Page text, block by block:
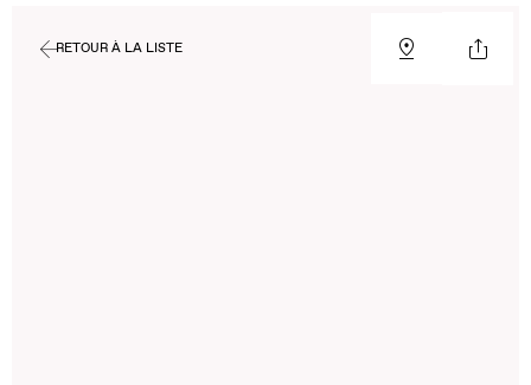
RETOUR À LA LISTE